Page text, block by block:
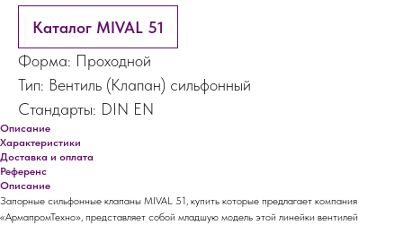
Каталог MIVAL 51
Форма: Проходной
Тип: Вентиль (Клапан) сильфонный
Стандарты: DIN EN
Описание
Характеристики
Доставка и оплата
Референс
Описание
Запорные сильфонные клапаны MIVAL 51, купить которые предлагает компания
«АрмапромТехно», представляет собой младшую модель этой линейки вентилей